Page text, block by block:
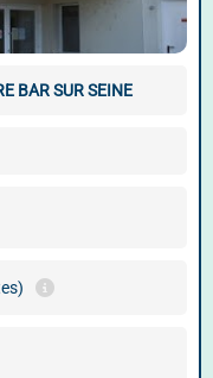
BAR SUR SEINE